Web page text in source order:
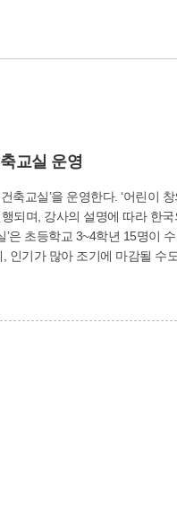
교실 운영
토요일 오후 1시~3시에 마련된다. 강의는 온라인 비디오 플
되며, 강사의 설명에 따라 한